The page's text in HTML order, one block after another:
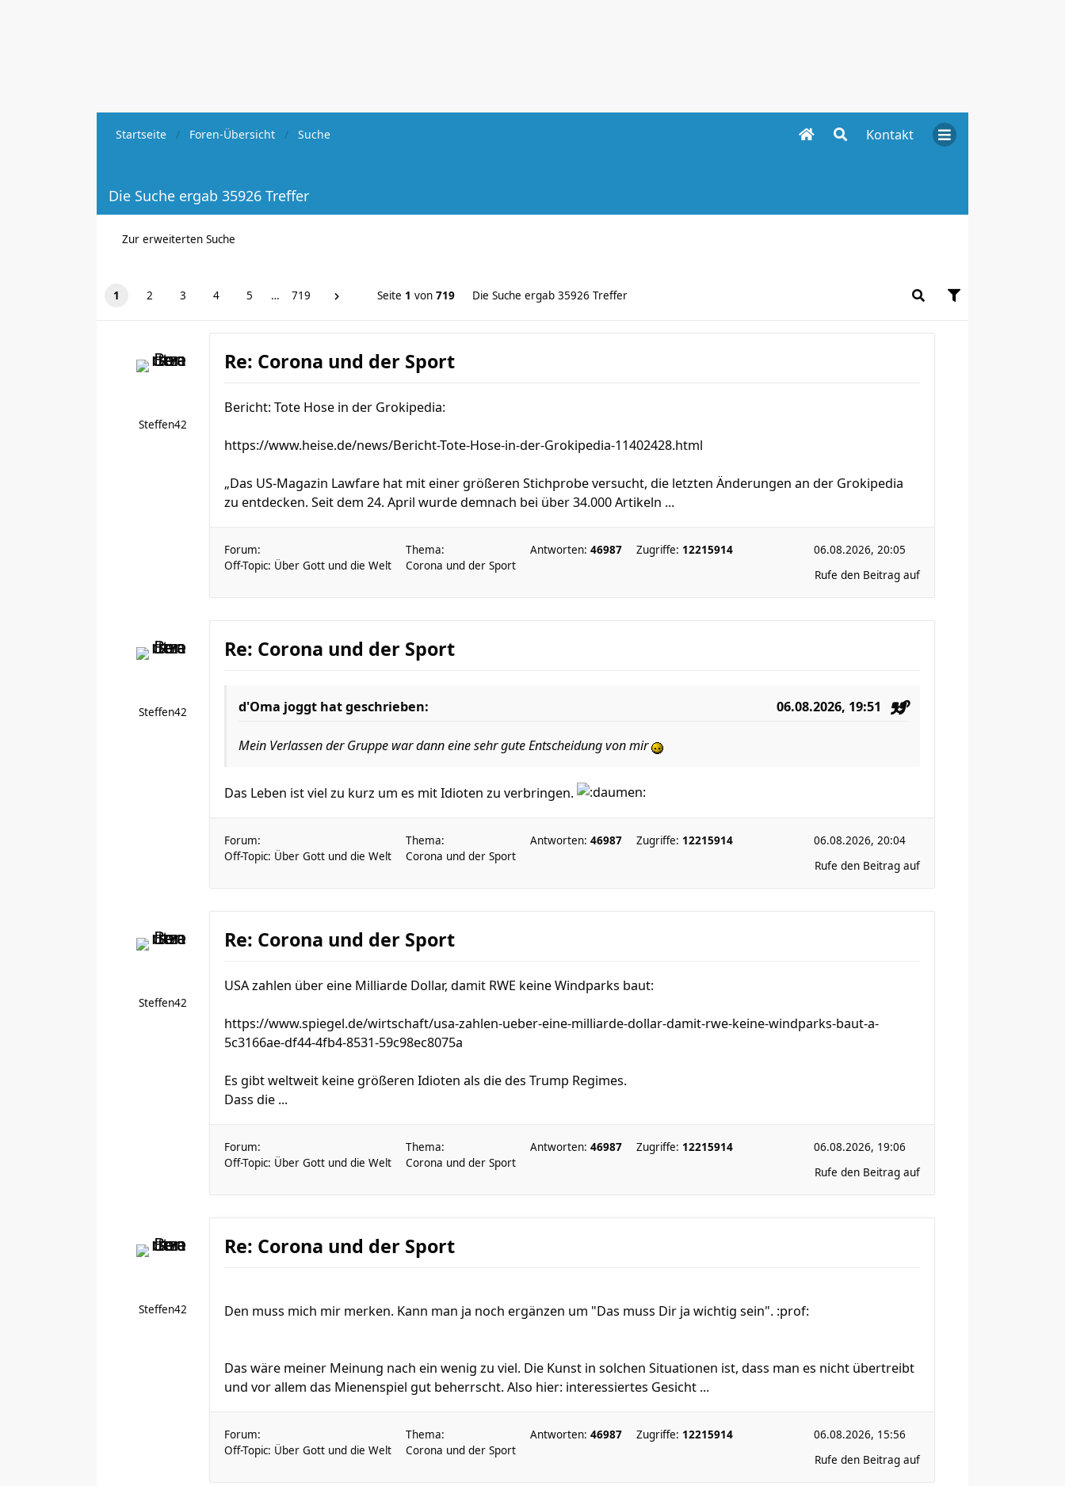
Kontakt
Startseite Foren-Übersicht Suche
Die Suche ergab 35926 Treffer
Zur erweiterten Suche
1 2 3 4 5 … 719 Seite 1 von 719 Die Suche ergab 35926 Treffer
Steffen42
Re: Corona und der Sport
Bericht: Tote Hose in der Grokipedia:
https://www.heise.de/news/Bericht-Tote-Hose-in-der-Grokipedia-11402428.html
„Das US-Magazin Lawfare hat mit einer größeren Stichprobe versucht, die letzten Änderungen an der Grokipedia
zu entdecken. Seit dem 24. April wurde demnach bei über 34.000 Artikeln ...
Forum:
Off-Topic: Über Gott und die Welt
Thema:
Corona und der Sport
Antworten: 46987 Zugriffe: 12215914
06.08.2026, 20:05
Rufe den Beitrag auf
Steffen42
Re: Corona und der Sport
d'Oma joggt hat geschrieben: 06.08.2026, 19:51
Mein Verlassen der Gruppe war dann eine sehr gute Entscheidung von mir
Das Leben ist viel zu kurz um es mit Idioten zu verbringen.
Forum:
Off-Topic: Über Gott und die Welt
Thema:
Corona und der Sport
Antworten: 46987 Zugriffe: 12215914
06.08.2026, 20:04
Rufe den Beitrag auf
Steffen42
Re: Corona und der Sport
USA zahlen über eine Milliarde Dollar, damit RWE keine Windparks baut:
https://www.spiegel.de/wirtschaft/usa-zahlen-ueber-eine-milliarde-dollar-damit-rwe-keine-windparks-baut-a-
5c3166ae-df44-4fb4-8531-59c98ec8075a
Es gibt weltweit keine größeren Idioten als die des Trump Regimes.
Dass die ...
Forum:
Off-Topic: Über Gott und die Welt
Thema:
Corona und der Sport
Antworten: 46987 Zugriffe: 12215914
06.08.2026, 19:06
Rufe den Beitrag auf
Steffen42
Re: Corona und der Sport
Den muss mich mir merken. Kann man ja noch ergänzen um "Das muss Dir ja wichtig sein". :prof:
Das wäre meiner Meinung nach ein wenig zu viel. Die Kunst in solchen Situationen ist, dass man es nicht übertreibt
und vor allem das Mienenspiel gut beherrscht. Also hier: interessiertes Gesicht ...
Forum:
Off-Topic: Über Gott und die Welt
Thema:
Corona und der Sport
Antworten: 46987 Zugriffe: 12215914
06.08.2026, 15:56
Rufe den Beitrag auf